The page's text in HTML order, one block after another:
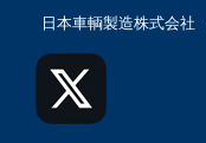
日本車輌製造株式会社